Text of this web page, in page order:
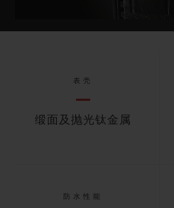
表壳
缎面及抛光钛金属
防水性能